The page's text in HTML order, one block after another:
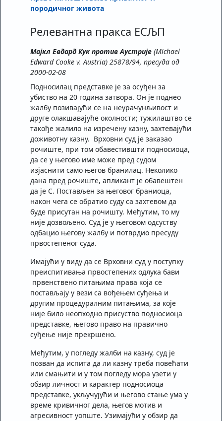
породичног живота
Релевантна пракса ЕСЉП
Мајкл Евдард Кук против Аустрије (Michael
Edward Cooke v. Austria) 25878/94, пресуда од
2000-02-08
Подносилац представке је за осуђен за
убиство на 20 година затвора. Он је поднео
жалбу позивајући се на неурачунљивост и
друге олакшавајуће околности; тужилаштво се
такође жалило на изречену казну, захтевајући
доживотну казну. Врховни суд је заказао
рочиште, при том обавестившти подносиоца,
да се у његово име може пред судом
изјаснити само његов бранилац. Неколико
дана пред рочиште, апликант је обавештен
да је С. Постављен за његовог браниоца,
након чега се обратио суду са захтевом да
буде присутан на рочишту. Међутим, то му
није дозвољено. Суд је у његовом одсуству
одбацио његову жалбу и потврдио пресуду
првостепеног суда.
Имајући у виду да се Врховни суд у поступку
преиспитивања првостепених одлука бави
првенствено питањима права која се
постављају у вези са вођењем суђења и
другим процедуралним питањима, за које
није било неопходно присуство подносиоца
представке, његово право на правично
суђење није прекршено.
Међутим, у погледу жалби на казну, суд је
позван да испита да ли казну треба повећати
или смањити и у том погледу мора узети у
обзир личност и карактер подносиоца
представке, укључујући и његово стање ума у ​​
време кривичног дела, његов мотив и
агресивност уопште. Узимајући у обзир да